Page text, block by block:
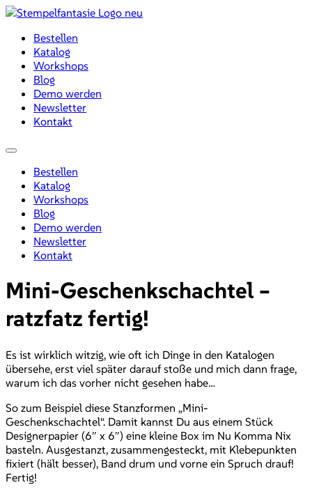
Zum
wechselnBestellen
Katalog
Workshops
Blog
Demo werden
Newsletter
Kontakt
Menü
Bestellen
Katalog
Workshops
Blog
Demo werden
Newsletter
Kontakt
Mini-Geschenkschachtel –
ratzfatz fertig!
Es ist wirklich witzig, wie oft ich Dinge in den Katalogen
übersehe, erst viel später darauf stoße und mich dann frage,
warum ich das vorher nicht gesehen habe…
So zum Beispiel diese Stanzformen „Mini-
Geschenkschachtel“. Damit kannst Du aus einem Stück
Designerpapier (6″ x 6″) eine kleine Box im Nu Komma Nix
basteln. Ausgestanzt, zusammengesteckt, mit Klebepunkten
fixiert (hält besser), Band drum und vorne ein Spruch drauf!
Fertig!